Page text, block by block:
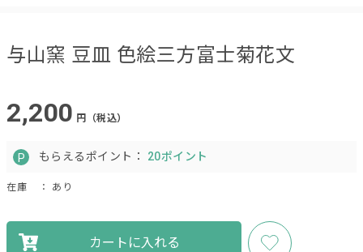
与山窯 豆皿 色絵三方富士菊花文
2,200 円（税込）
もらえるポイント： 20ポイント
在庫 ： あり
カートに入れる